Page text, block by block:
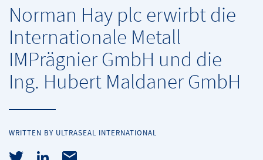
Norman Hay plc erwirbt die
Internationale Metall
IMPrägnier GmbH und die
Ing. Hubert Maldaner GmbH
WRITTEN BY ULTRASEAL INTERNATIONAL